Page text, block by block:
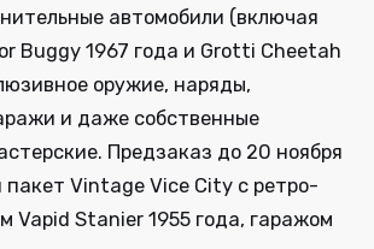
автомобили (включая
Buggy 1967 года и Grotti Cheetah
оружие, наряды,
и даже собственные
Предзаказ до 20 ноября
Vintage Vice City с ретро-
Vapid Stanier 1955 года, гаражом